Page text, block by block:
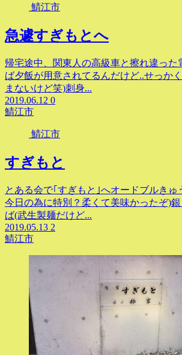
鯖江市
急遽すぎもとへ
帰宅途中、関東人の高級車と擦れ違っ
ば夕飯が用意されてるんだけど..せっか
まないけど笑)刺身...
2019.06.12 0
鯖江市
鯖江市
すぎもと
とある会で｢すぎもと｣へオードブルき
今日の為に特別？柔くて美味かったぞ)
ば(武生製麺だけど...
2019.05.13 2
鯖江市